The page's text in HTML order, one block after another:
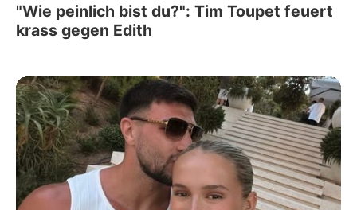
"Wie peinlich bist du?": Tim Toupet feuert
krass gegen Edith